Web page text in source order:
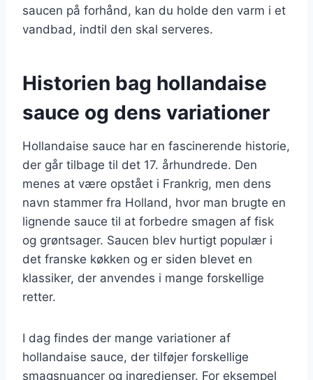
saucen på forhånd, kan du holde den varm i et
vandbad, indtil den skal serveres.
Historien bag hollandaise
sauce og dens variationer
Hollandaise sauce har en fascinerende historie,
der går tilbage til det 17. århundrede. Den
menes at være opstået i Frankrig, men dens
navn stammer fra Holland, hvor man brugte en
lignende sauce til at forbedre smagen af fisk
og grøntsager. Saucen blev hurtigt populær i
det franske køkken og er siden blevet en
klassiker, der anvendes i mange forskellige
retter.
I dag findes der mange variationer af
hollandaise sauce, der tilføjer forskellige
smagsnuancer og ingredienser. For eksempel